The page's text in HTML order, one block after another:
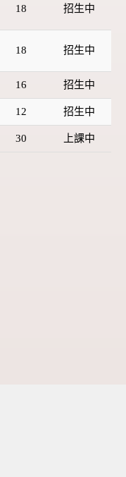
18 招生中
18 招生中
16 招生中
12 招生中
30 上課中